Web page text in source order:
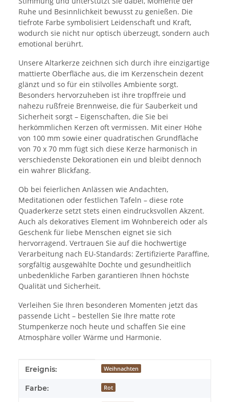
Ruhe und Besinnlichkeit bewusst zu genießen. Die
tiefrote Farbe symbolisiert Leidenschaft und Kraft,
wodurch sie nicht nur optisch überzeugt, sondern auch
emotional berührt.
Unsere Altarkerze zeichnen sich durch ihre einzigartige
mattierte Oberfläche aus, die im Kerzenschein dezent
glänzt und so für ein stilvolles Ambiente sorgt.
Besonders hervorzuheben ist ihre tropffreie und
nahezu rußfreie Brennweise, die für Sauberkeit und
Sicherheit sorgt – Eigenschaften, die Sie bei
herkömmlichen Kerzen oft vermissen. Mit einer Höhe
von 100 mm sowie einer quadratischen Grundfläche
von 70 x 70 mm fügt sich diese Kerze harmonisch in
verschiedenste Dekorationen ein und bleibt dennoch
ein wahrer Blickfang.
Ob bei feierlichen Anlässen wie Andachten,
Meditationen oder festlichen Tafeln – diese rote
Quaderkerze setzt stets einen eindrucksvollen Akzent.
Auch als dekoratives Element im Wohnbereich oder als
Geschenk für liebe Menschen eignet sie sich
hervorragend. Vertrauen Sie auf die hochwertige
Verarbeitung nach EU-Standards: Zertifizierte Paraffine,
sorgfältig ausgewählte Dochte und gesundheitlich
unbedenkliche Farben garantieren Ihnen höchste
Qualität und Sicherheit.
Verleihen Sie Ihren besonderen Momenten jetzt das
passende Licht – bestellen Sie Ihre matte rote
Stumpenkerze noch heute und schaffen Sie eine
Atmosphäre voller Wärme und Harmonie.
Produkteigenschaft
Wert
Ereignis: Weihnachten
Farbe: Rot